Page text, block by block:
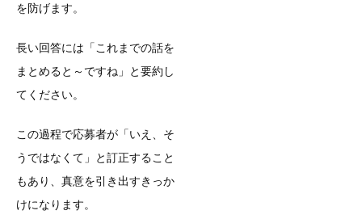
を防げます。
長い回答には「これまでの話を
まとめると～ですね」と要約し
てください。
この過程で応募者が「いえ、そ
うではなくて」と訂正すること
もあり、真意を引き出すきっか
けになります。